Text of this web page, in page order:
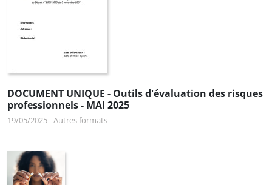
DOCUMENT UNIQUE - Outils d'évaluation des risques
professionnels - MAI 2025
19/05/2025-Autres formats